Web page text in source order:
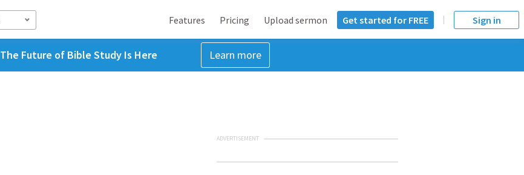
Features Pricing Upload sermon Get started for FREE Sign in
The Future of Bible Study Is Here Learn more
ADVERTISEMENT